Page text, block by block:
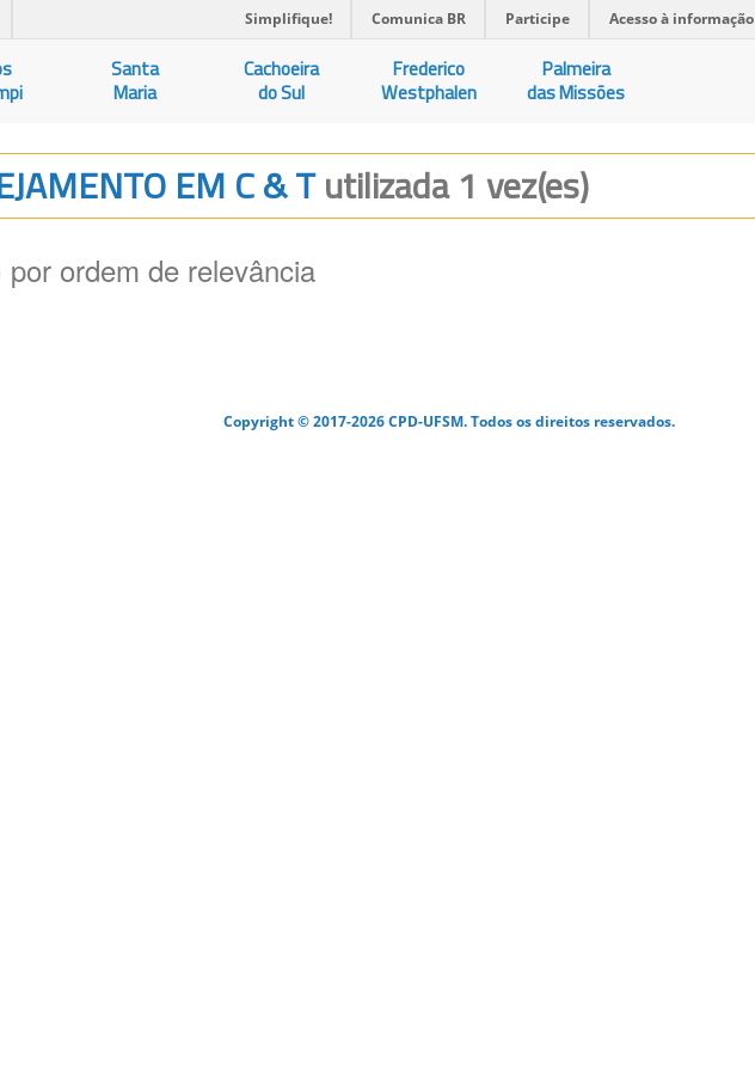
Simplifique! Comunica BR Participe Acesso à informação
Santa
Maria
Cachoeira
do Sul
Frederico
Westphalen
Palmeira
das Missões
EM C & Tutilizada 1 vez(es)
ordem de relevância
Copyright © 2017-2026 CPD-UFSM. Todos os direitos reservados.